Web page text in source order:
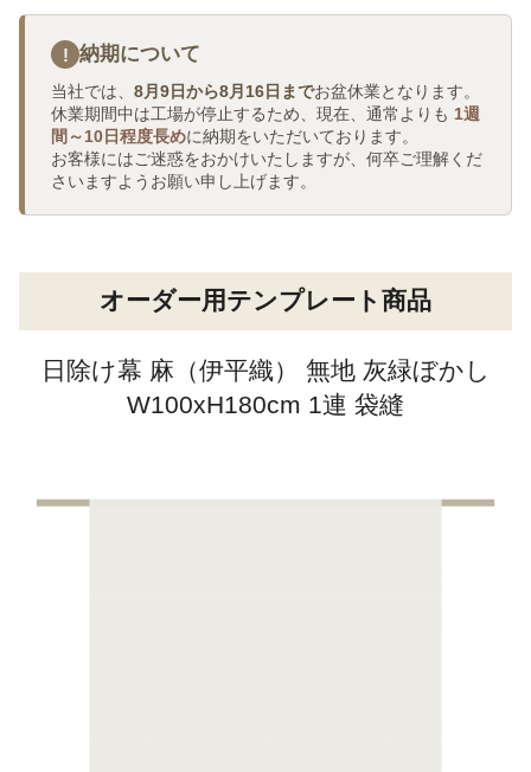
! 納期について
当社では、 8月9日から8月16日までお盆休業となります。
休業期間中は工場が停止するため、現在、通常よりも 1週
間～10日程度長めに納期をいただいております。
お客様にはご迷惑をおかけいたしますが、何卒ご理解くだ
さいますようお願い申し上げます。
オーダー用テンプレート商品
日除け幕 麻（伊平織） 無地 灰緑ぼかし
W100xH180cm 1連 袋縫